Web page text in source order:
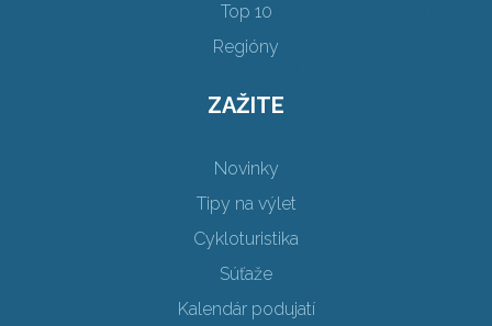
Top 10
Regióny
ZAŽITE
Novinky
Tipy na výlet
Cykloturistika
Súťaže
Kalendár podujatí